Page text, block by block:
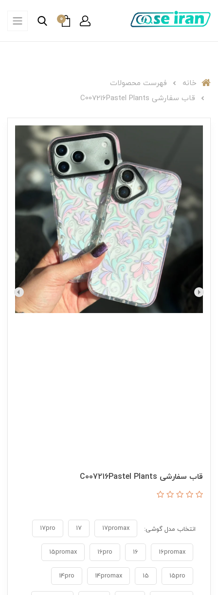
0
خانه
فهرست محصولات
قاب سفارشی C007216Pastel Plants
قاب سفارشی C007216Pastel Plants
انتخاب مدل گوشی: 17promax
17
17pro
16promax
16
16pro
15promax
15pro
15
14promax
14pro